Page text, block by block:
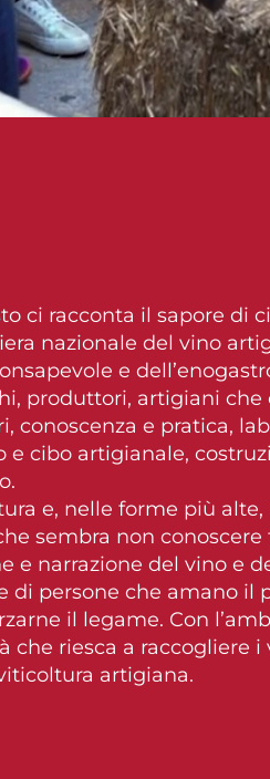
ci racconta il sapore di
nazionale del vino
e
produttori, artigiani
conoscenza e pratica,
cibo artigianale,
e, nelle forme più alte,
sembra non
e narrazione del vino e
di persone che amano il
il legame. Con
riesca a raccogliere i
artigiana.